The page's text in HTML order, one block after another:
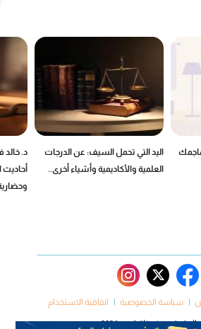
اليد التي تحمل السيف: عن الدرجات
العلمية والأكاديمية وأشياء أخرى..
د.
أحاديث
سياسة الخصوصية اتفاقية الاستخدام
الحقوق محفوظة كروم 2024